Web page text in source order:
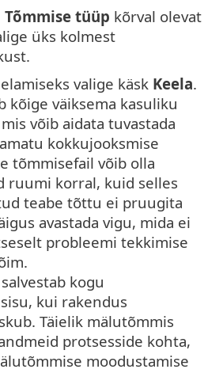
Tõmmise tüüp kõrval olevat
üks kolmest
valige käsk Keela.
kõige väiksema kasuliku
võib aidata tuvastada
kokkujooksmise
tõmmisefail võib olla
ruumi korral, kuid selles
teabe tõttu ei pruugita
avastada vigu, mida ei
probleemi tekkimise
kogu
kui rakendus
Täielik mälutõmmis
protsesside kohta,
moodustamise